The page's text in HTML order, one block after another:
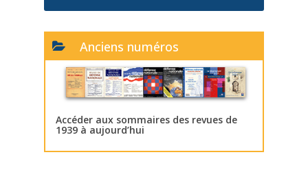
Anciens numéros
Accéder aux sommaires des revues de
1939 à aujourd’hui